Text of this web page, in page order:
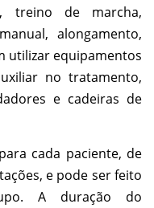
treino de marcha,
alongamento,
utilizar equipamentos
no tratamento,
e cadeiras de
cada paciente, de
e pode ser feito
A duração do